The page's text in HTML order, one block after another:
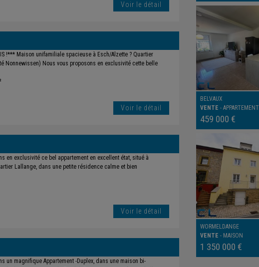
Voir le détail
!*** Maison unifamiliale spacieuse à Esch/Alzette ? Quartier
Nonnewissen) Nous vous proposons en exclusivité cette belle
Voir le détail
en exclusivité ce bel appartement en excellent état, situé à
Lallange, dans une petite résidence calme et bien
Voir le détail
un magnifique Appartement -Duplex, dans une maison bi-
BELVAUX
VENTE - APPARTEMENT
459 000 €
WORMELDANGE
VENTE - MAISON
1 350 000 €